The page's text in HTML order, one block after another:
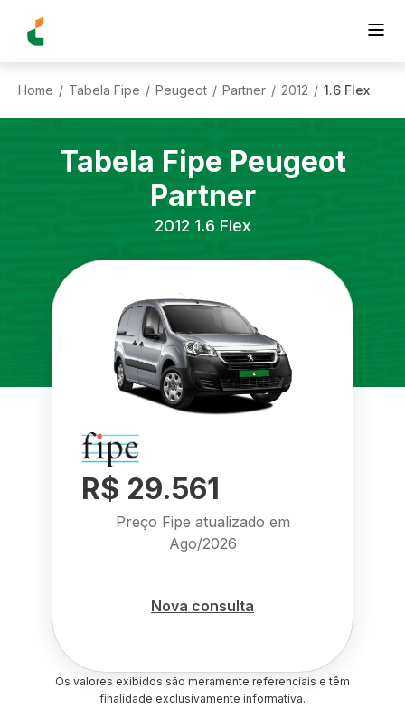
Home / Tabela Fipe / Peugeot / Partner / 2012 / 1.6 Flex
Tabela Fipe Peugeot
Partner
2012 1.6 Flex
R$ 29.561
Preço Fipe atualizado em
Ago/2026
Nova consulta
Os valores exibidos são meramente referenciais e têm
finalidade exclusivamente informativa.